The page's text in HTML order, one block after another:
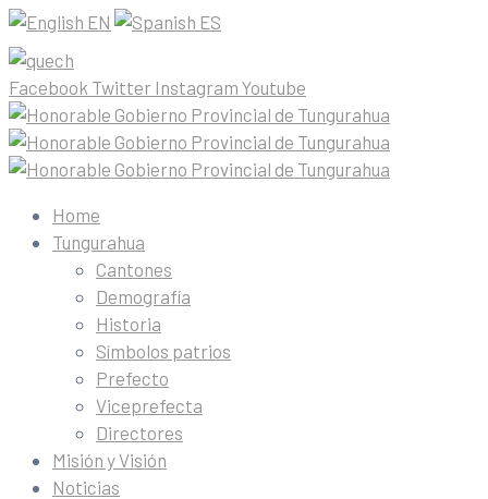
EN ES
Facebook Twitter Instagram Youtube
Home
Tungurahua
Cantones
Demografía
Historia
Símbolos patrios
Prefecto
Viceprefecta
Directores
Misión y Visión
Noticias